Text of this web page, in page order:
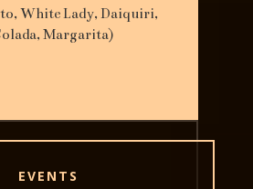
White Lady, Daiquiri,
Margarita)
EVENTS